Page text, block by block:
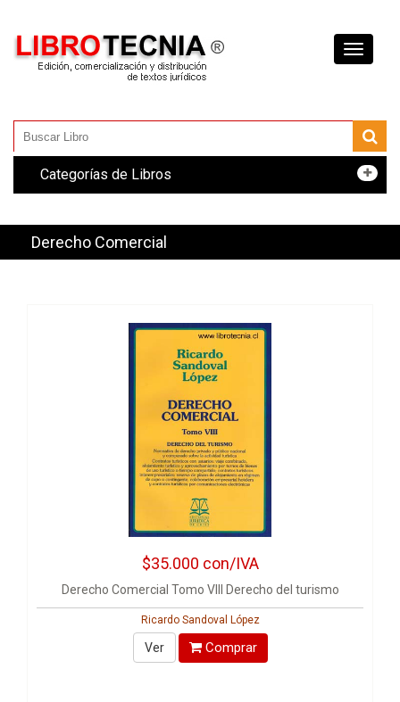
Toggle
Categorías de Libros
Derecho Comercial
$35.000 con/IVA
Derecho Comercial Tomo VIII Derecho del turismo
Ricardo Sandoval López
Ver Comprar